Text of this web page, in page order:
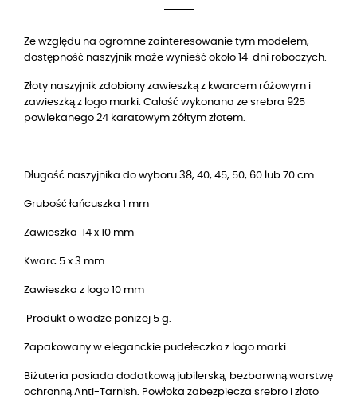
Ze względu na ogromne zainteresowanie tym modelem,
dostępność naszyjnik może wynieść około 14 dni roboczych.
Złoty naszyjnik zdobiony zawieszką z kwarcem różowym i
zawieszką z logo marki. Całość wykonana ze srebra 925
powlekanego 24 karatowym żółtym złotem.
Długość naszyjnika do wyboru 38, 40, 45, 50, 60 lub 70 cm
Grubość łańcuszka 1 mm
Zawieszka 14 x 10 mm
Kwarc 5 x 3 mm
Zawieszka z logo 10 mm
Produkt o wadze poniżej 5 g.
Zapakowany w eleganckie pudełeczko z logo marki.
Biżuteria posiada dodatkową jubilerską, bezbarwną warstwę
ochronną Anti-Tarnish. Powłoka zabezpiecza srebro i złoto